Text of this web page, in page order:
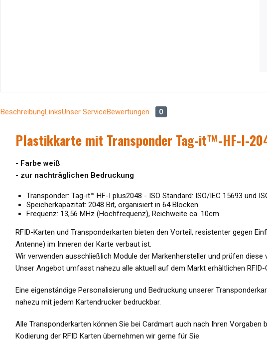
BeschreibungLinksUnser ServiceBewertungen 0
Plastikkarte mit Transponder Tag-it™-HF-I-
- Farbe weiß
- zur nachträglichen Bedruckung
Transponder: Tag-it™ HF-I plus2048 - ISO Standard: ISO/IEC 15693 und
Speicherkapazität: 2048 Bit, organisiert in 64 Blöcken
Frequenz: 13,56 MHz (Hochfrequenz), Reichweite ca. 10cm
RFID-Karten und Transponderkarten bieten den Vorteil, resistenter gegen
Antenne) im Inneren der Karte verbaut ist.
Wir verwenden ausschließlich Module der Markenhersteller und prüfen
Unser Angebot umfasst nahezu alle aktuell auf dem Markt erhältlichen
Eine eigenständige Personalisierung und Bedruckung unserer
nahezu mit jedem Kartendrucker bedruckbar.
Alle Transponderkarten können Sie bei Cardmart auch nach Ihren
Kodierung der RFID Karten übernehmen wir gerne für Sie.